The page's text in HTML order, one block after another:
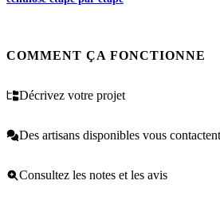
COMMENT ÇA FONCTIONNE
Décrivez votre projet
Des artisans disponibles vous contactent
Consultez les notes et les avis